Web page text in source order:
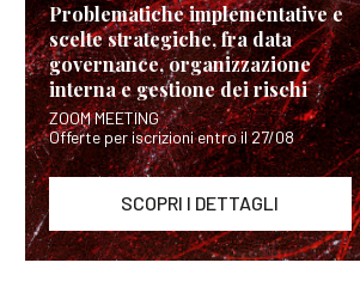
Problematiche implementative e
scelte strategiche, fra data
governance, organizzazione
interna e gestione dei rischi
ZOOM MEETING
Offerte per iscrizioni entro il 27/08
SCOPRI I DETTAGLI